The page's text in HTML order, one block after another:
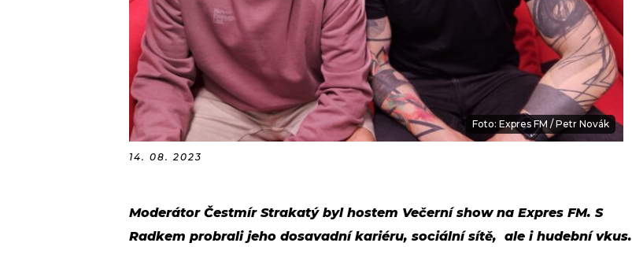
Foto: Expres FM / Petr Novák
14. 08. 2023
Moderátor Čestmír Strakatý byl hostem Večerní show na Expres FM. S
Radkem probrali jeho dosavadní kariéru, sociální sítě, ale i hudební vkus.